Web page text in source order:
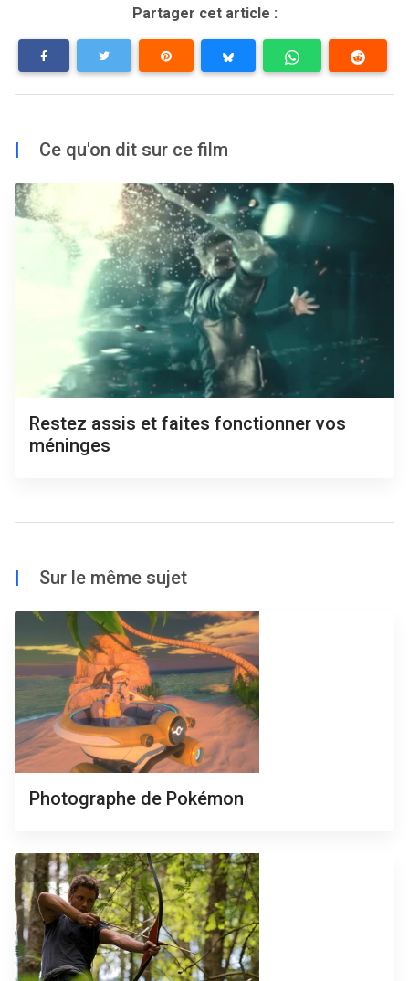
Partager cet article :
| Ce qu'on dit sur ce film
Restez assis et faites fonctionner vos
méninges
| Sur le même sujet
Photographe de Pokémon